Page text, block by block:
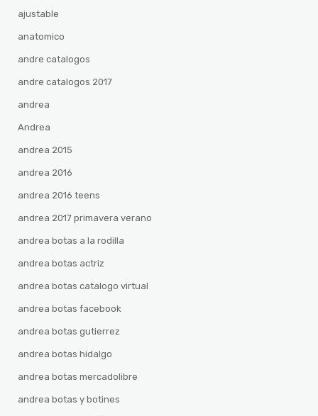
ajustable
anatomico
andre catalogos
andre catalogos 2017
andrea
Andrea
andrea 2015
andrea 2016
andrea 2016 teens
andrea 2017 primavera verano
andrea botas a la rodilla
andrea botas actriz
andrea botas catalogo virtual
andrea botas facebook
andrea botas gutierrez
andrea botas hidalgo
andrea botas mercadolibre
andrea botas y botines